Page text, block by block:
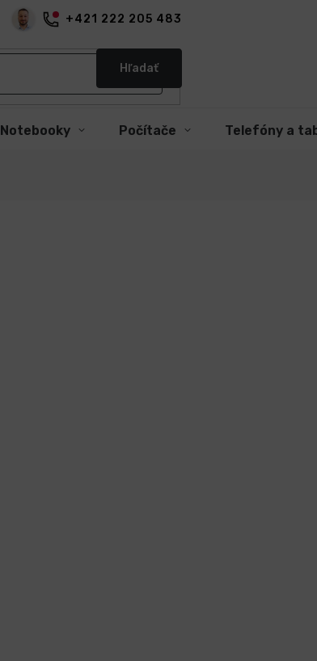
+421 222 205 483
Hľadať
Notebooky Počítače Telefóny a